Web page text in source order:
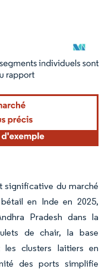
une attribution sous CC BY
significative du marché
en Inde en 2025,
Pradesh dans la
de chair, la base
clusters laitiers en
des ports simplifie